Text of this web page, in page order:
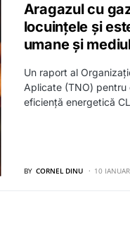
Aragazul cu
locuințele și
umane și
Un raport al
Aplicate (TNO)
eficiență energetică
BY CORNEL DINU 10